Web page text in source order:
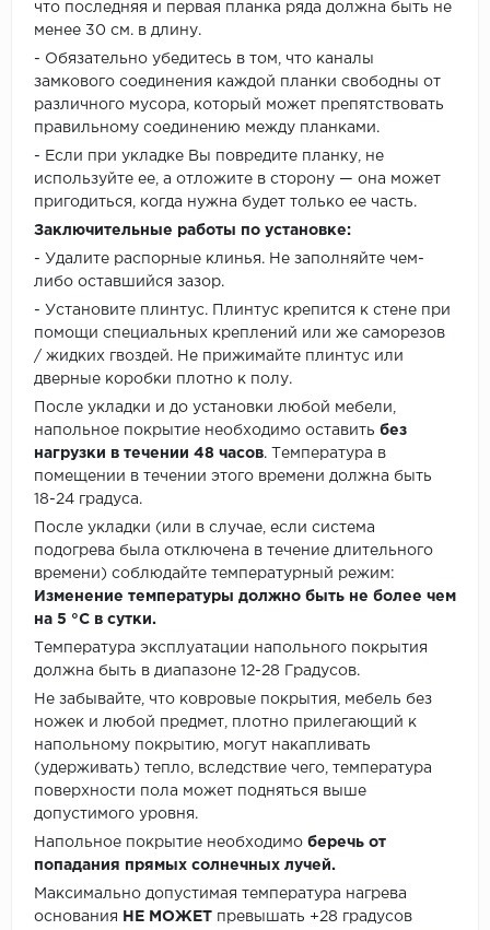
что последняя и первая планка ряда должна быть не
менее 30 см. в длину.
- Обязательно убедитесь в том, что каналы
замкового соединения каждой планки свободны от
различного мусора, который может препятствовать
правильному соединению между планками.
- Если при укладке Вы повредите планку, не
используйте ее, а отложите в сторону — она может
пригодиться, когда нужна будет только ее часть.
Заключительные работы по установке:
- Удалите распорные клинья. Не заполняйте чем-
либо оставшийся зазор.
- Установите плинтус. Плинтус крепится к стене при
помощи специальных креплений или же саморезов
/ жидких гвоздей. Не прижимайте плинтус или
дверные коробки плотно к полу.
После укладки и до установки любой мебели,
напольное покрытие необходимо оставить без
нагрузки в течении 48 часов. Температура в
помещении в течении этого времени должна быть
18-24 градуса.
После укладки (или в случае, если система
подогрева была отключена в течение длительного
времени) соблюдайте температурный режим:
Изменение температуры должно быть не более чем
на 5 °C в сутки.
Температура эксплуатации напольного покрытия
должна быть в диапазоне 12-28 Градусов.
Не забывайте, что ковровые покрытия, мебель без
ножек и любой предмет, плотно прилегающий к
напольному покрытию, могут накапливать
(удерживать) тепло, вследствие чего, температура
поверхности пола может подняться выше
допустимого уровня.
Напольное покрытие необходимо беречь от
попадания прямых солнечных лучей.
Максимально допустимая температура нагрева
основания
НЕ МОЖЕТ превышать +28 градусов